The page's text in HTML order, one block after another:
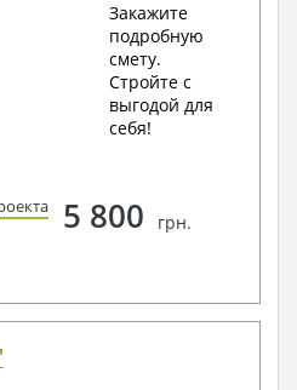
Закажите
подробную
смету.
Стройте с
выгодой для
себя!
5 800 грн.